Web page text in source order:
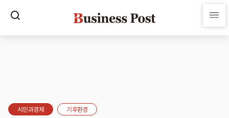
시민과경제 기후환경